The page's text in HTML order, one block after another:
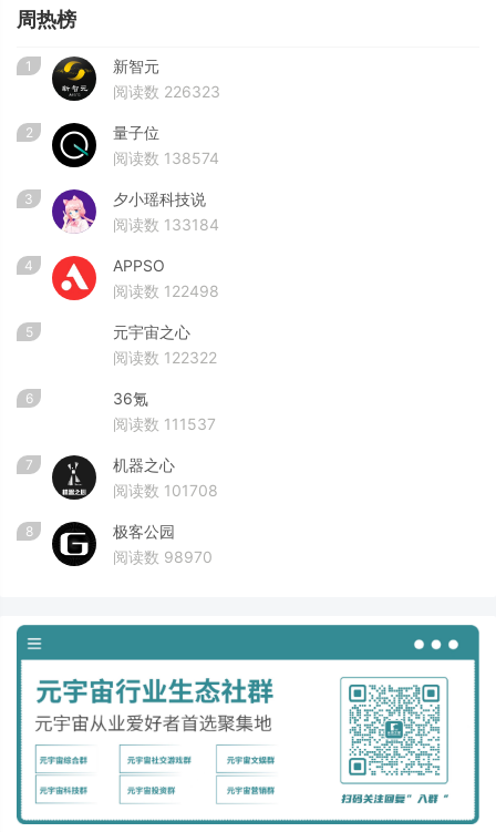
周热榜
1
新智元
阅读数 226323
2
量子位
阅读数 138574
3
夕小瑶科技说
阅读数 133184
4
APPSO
阅读数 122498
5
元宇宙之心
阅读数 122322
6
36氪
阅读数 111537
7
机器之心
阅读数 101708
8
极客公园
阅读数 98970